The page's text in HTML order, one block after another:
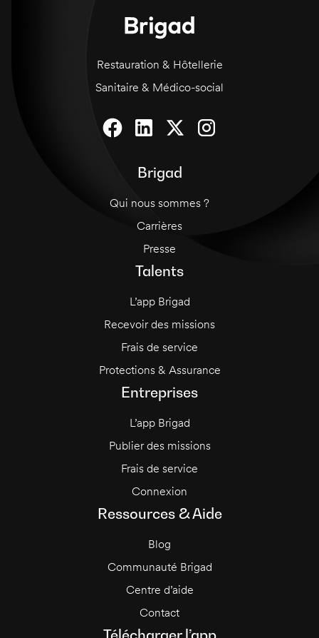
pour entrer sur le site.
Restauration & Hôtellerie
Sanitaire & Médico-social
Brigad
Qui nous sommes ?
Carrières
Presse
Talents
L’app Brigad
Recevoir des missions
Frais de service
Protections & Assurance
Entreprises
L’app Brigad
Publier des missions
Frais de service
Connexion
Ressources & Aide
Blog
Communauté Brigad
Centre d’aide
Contact